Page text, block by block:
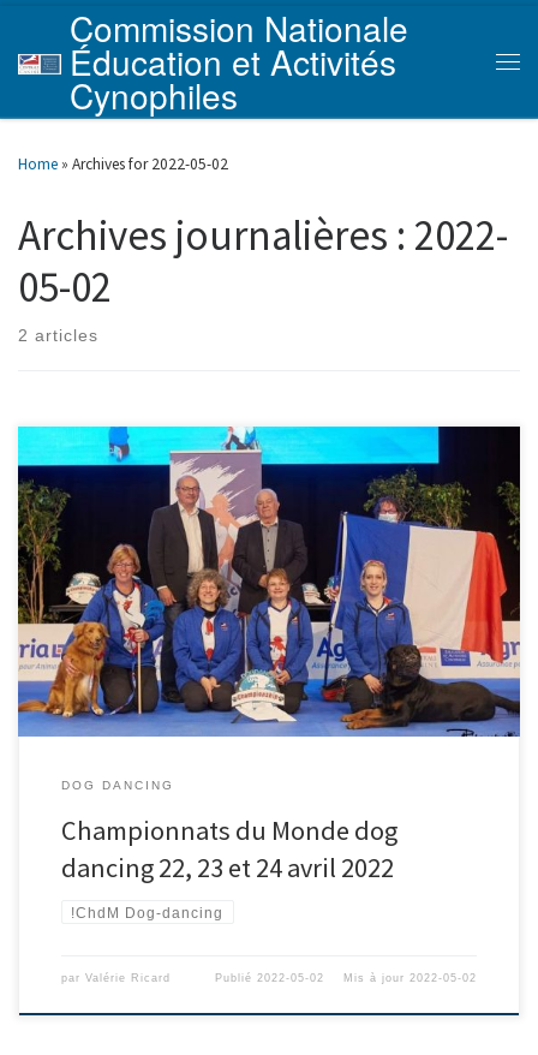
Skip to content
Commission Nationale
Éducation et Activités
Cynophiles
Home » Archives for 2022-05-02
Archives journalières : 2022-
05-02
2 articles
DOG DANCING
Championnats du Monde dog
dancing 22, 23 et 24 avril 2022
!ChdM Dog-dancing
par Valérie Ricard Publié 2022-05-02 Mis à jour 2022-05-02